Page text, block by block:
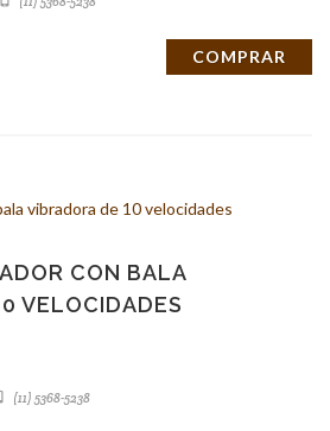
COMPRAR
CON BALA
VELOCIDADES
(11) 5368-5238